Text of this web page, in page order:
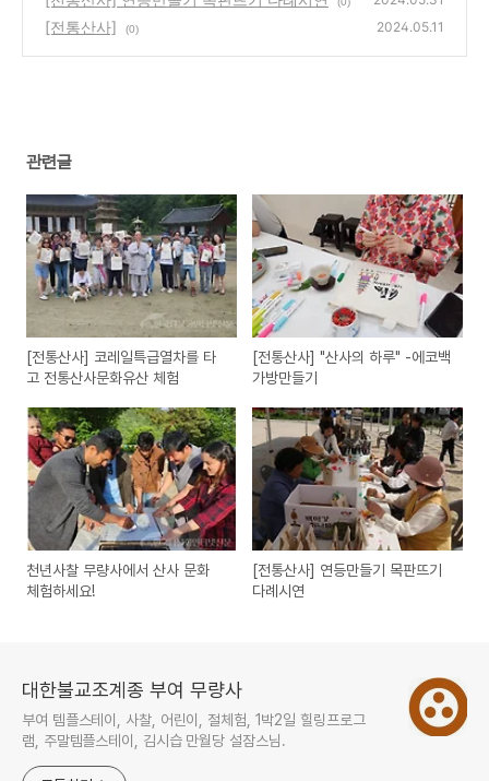
[전통산사] (0) 2024.05.11
관련글
[전통산사] 코레일특급열차를 타
고 전통산사문화유산 체험
[전통산사] "산사의 하루" -에코백
가방만들기
천년사찰 무량사에서 산사 문화
체험하세요!
[전통산사] 연등만들기 목판뜨기
다례시연
대한불교조계종 부여 무량사
부여 템플스테이, 사찰, 어린이, 절체험, 1박2일 힐링프로그
램, 주말템플스테이, 김시습 만월당 설잠스님.